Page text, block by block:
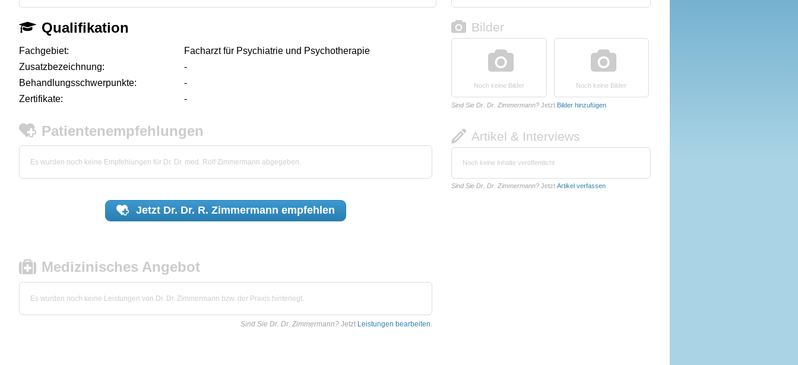
Qualifikation
Fachgebiet:
Facharzt für Psychiatrie und Psychotherapie
Zusatzbezeichnung:
-
Behandlungsschwerpunkte:
-
Zertifikate:
-
Patientenempfehlungen
Es wurden noch keine Empfehlungen für Dr. Dr. med. Rolf Zimmermann abgegeben.
Jetzt Dr. Dr. R. Zimmermann empfehlen
Medizinisches Angebot
Es wurden noch keine Leistungen von Dr. Dr. Zimmermann bzw. der Praxis hinterlegt.
Sind Sie Dr. Dr. Zimmermann? Jetzt Leistungen bearbeiten.
Bilder
Noch keine Bilder Noch keine Bilder
Sind Sie Dr. Dr. Zimmermann? Jetzt Bilder hinzufügen
Artikel & Interviews
Noch keine Inhalte veröffentlicht
Sind Sie Dr. Dr. Zimmermann? Jetzt Artikel verfassen